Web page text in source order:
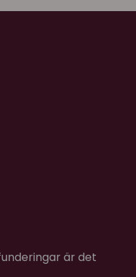
★★★★★
omtyckt.
är det